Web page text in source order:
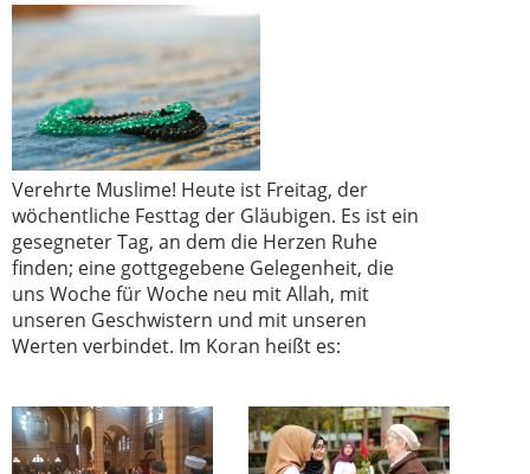
Verehrte Muslime! Heute ist Freitag, der
wöchentliche Festtag der Gläubigen. Es ist ein
gesegneter Tag, an dem die Herzen Ruhe
finden; eine gottgegebene Gelegenheit, die
uns Woche für Woche neu mit Allah, mit
unseren Geschwistern und mit unseren
Werten verbindet. Im Koran heißt es: